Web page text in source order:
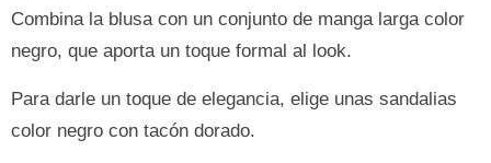
Combina la blusa con un conjunto de manga larga color
negro, que aporta un toque formal al look.
Para darle un toque de elegancia, elige unas sandalias
color negro con tacón dorado.